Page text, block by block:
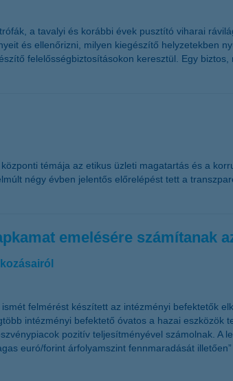
a tavalyi és korábbi évek pusztító viharai
és ellenőrizni, milyen kiegészítő helyzetekben
felelősségbiztosításokon keresztül. Egy
témája az etikus üzleti magatartás és a
négy évben jelentős előrelépést tett a
emelésére számítanak
felmérést készített az intézményi befektetők
intézményi befektető óvatos a hazai eszközök
pozitív teljesítményével számolnak. A
euró/forint árfolyamszint fennmaradását